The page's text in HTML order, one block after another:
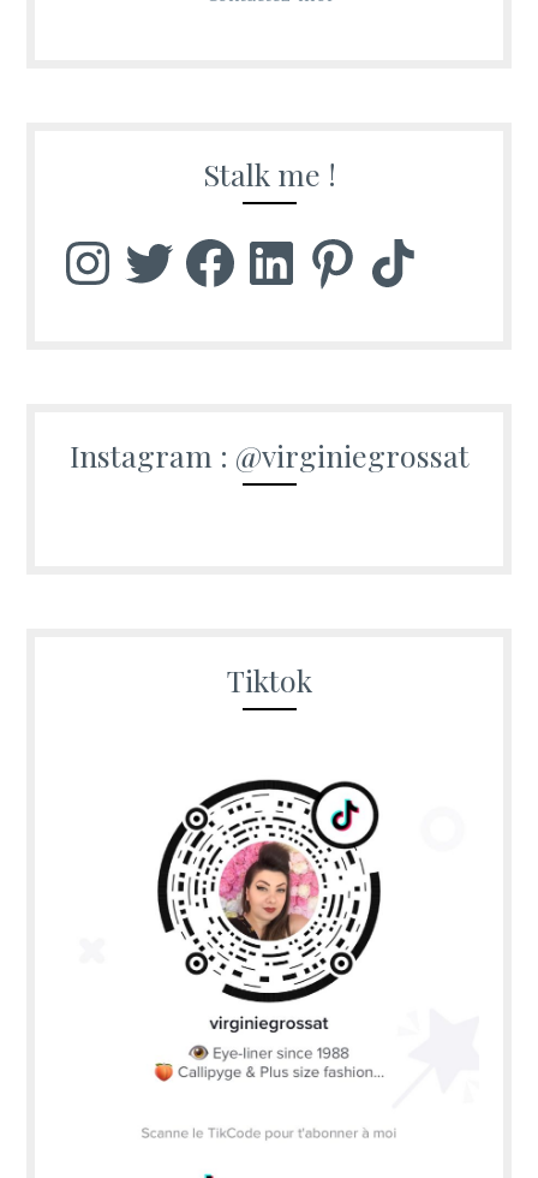
Stalk me !
InstagramTwitter FacebookLinkedInPinterest TikTok
Instagram : @virginiegrossat
Tiktok